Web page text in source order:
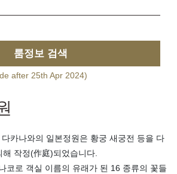
룸정보 검색
after 25th Apr 2024)
카나와의 일본정원은 황궁 새궁전 등을 다
작정(作庭)되었습니다.
코로 객실 이름의 유래가 된 16 종류의 꽃들